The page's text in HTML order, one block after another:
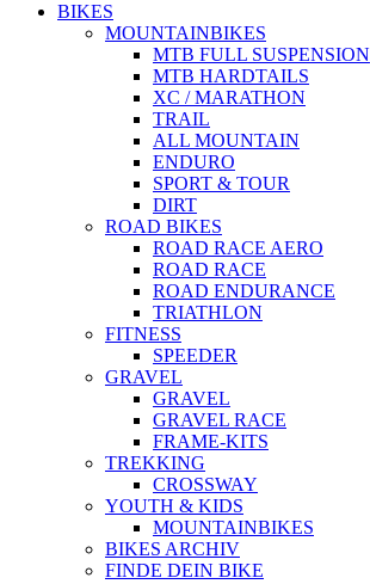
BIKES
MOUNTAINBIKES
MTB FULL SUSPENSION
MTB HARDTAILS
XC / MARATHON
TRAIL
ALL MOUNTAIN
ENDURO
SPORT & TOUR
DIRT
ROAD BIKES
ROAD RACE AERO
ROAD RACE
ROAD ENDURANCE
TRIATHLON
FITNESS
SPEEDER
GRAVEL
GRAVEL
GRAVEL RACE
FRAME-KITS
TREKKING
CROSSWAY
YOUTH & KIDS
MOUNTAINBIKES
BIKES ARCHIV
FINDE DEIN BIKE